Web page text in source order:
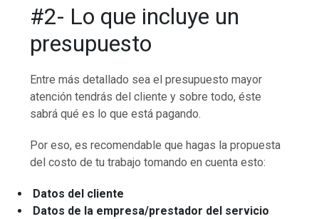
#2- Lo que incluye un
presupuesto
Entre más detallado sea el presupuesto mayor
atención tendrás del cliente y sobre todo, éste
sabrá qué es lo que está pagando.
Por eso, es recomendable que hagas la propuesta
del costo de tu trabajo tomando en cuenta esto:
Datos del cliente
Datos de la empresa/prestador del servicio